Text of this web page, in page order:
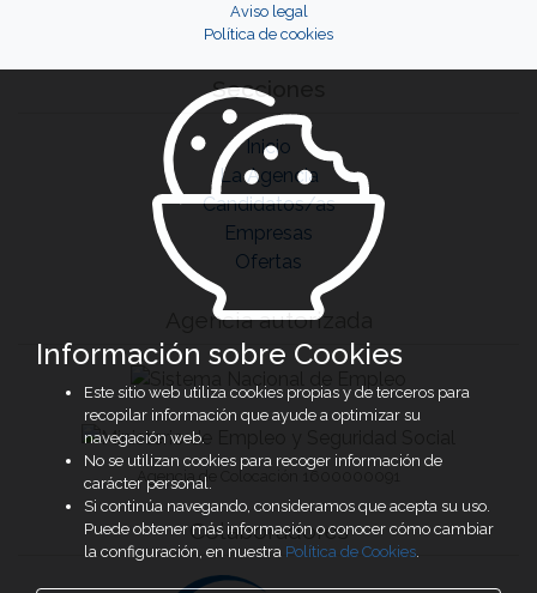
Aviso legal
Política de cookies
Secciones
Inicio
La Agencia
Candidatos/as
Empresas
Ofertas
Agencia autorizada
Agencia de Colocación 1600000091
Colaboradores
Información sobre Cookies
Este sitio web utiliza cookies propias y de terceros para
recopilar información que ayude a optimizar su
navegación web.
No se utilizan cookies para recoger información de
carácter personal.
Si continúa navegando, consideramos que acepta su uso.
Puede obtener más información o conocer cómo cambiar
la configuración, en nuestra Política de Cookies.